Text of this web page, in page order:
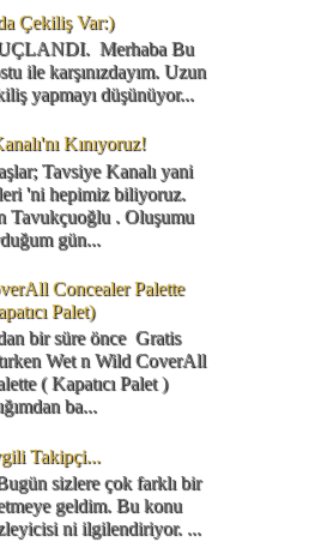
Çekiliş Var:)
Merhaba Bu
ile karşınızdayım. Uzun
yapmayı düşünüyor...
Kınıyoruz!
Tavsiye Kanalı yani
'ni hepimiz biliyoruz.
Tavukçuoğlu . Oluşumu
gün...
Concealer Palette
Palet)
bir süre önce Gratis
Wet n Wild CoverAll
( Kapatıcı Palet )
ba...
Takipçi...
sizlere çok farklı bir
geldim. Bu konu
ni ilgilendiriyor. ...